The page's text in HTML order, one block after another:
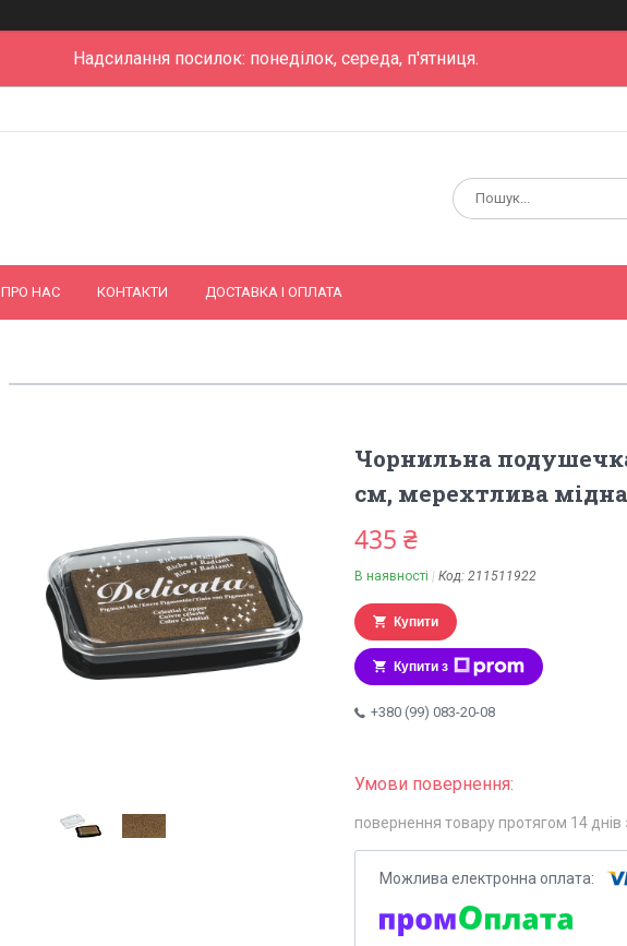
Надсилання посилок: понеділок, середа, п'ятниця.
ПРО НАС КОНТАКТИ ДОСТАВКА І ОПЛАТА
Чорнильна
см, мерехтлива мідна
435 ₴
В наявності Код: 211511922
Купити
Купити з
+380 (99) 083-20-08
повернення товару протягом 14 днів